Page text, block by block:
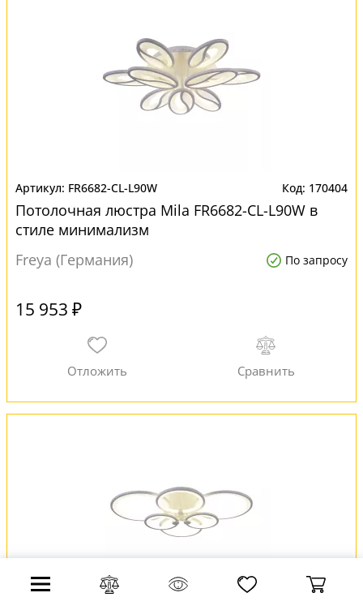
FR6682-CL-L90W 170404
Потолочная люстра Mila FR6682-CL-L90W в
стиле минимализм
Freya (Германия)
По запросу
15 953 ₽